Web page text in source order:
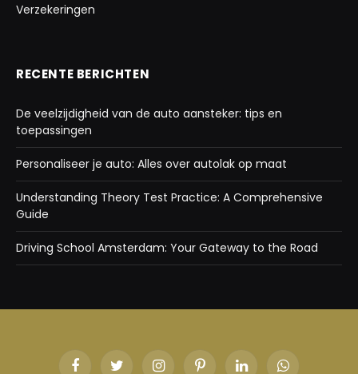
Verzekeringen
RECENTE BERICHTEN
De veelzijdigheid van de auto aansteker: tips en
toepassingen
Personaliseer je auto: Alles over autolak op maat
Understanding Theory Test Practice: A Comprehensive
Guide
Driving School Amsterdam: Your Gateway to the Road